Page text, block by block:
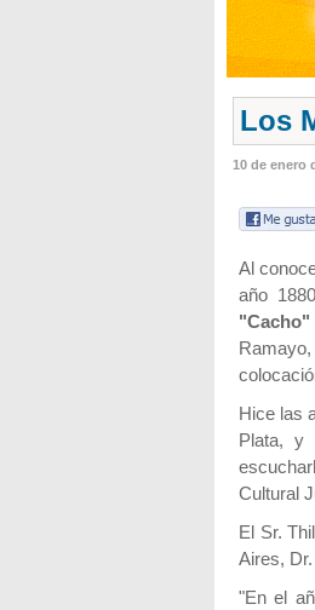
Los
10 de enero
Al
año
Hice las
Plata, y
Cultural
El Sr.
Aires,
"En el